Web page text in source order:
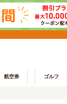
航空券 ゴルフ